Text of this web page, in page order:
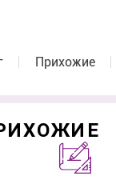
Прихожие